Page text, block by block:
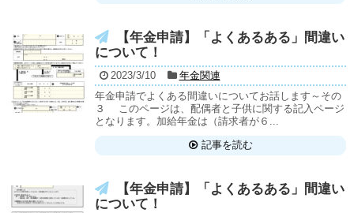
【年金申請】「よくあるある」間違い
について！
2023/3/10
年金関連
年金申請でよくある間違いについてお話します～その
３ このページは、配偶者と子供に関する記入ページ
となります。加給年金は（請求者が６...
記事を読む
【年金申請】「よくあるある」間違い
について！